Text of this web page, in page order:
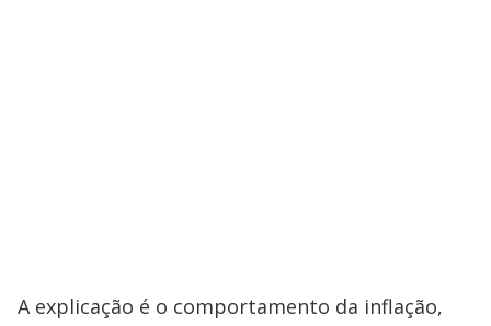
A explicação é o comportamento da inflação,